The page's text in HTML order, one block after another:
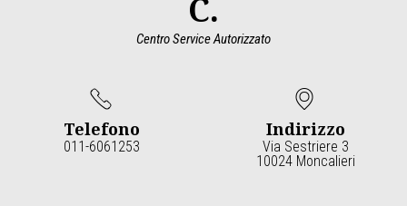
C.
Centro Service Autorizzato
Telefono
011-6061253
Indirizzo
Via Sestriere 3
10024 Moncalieri